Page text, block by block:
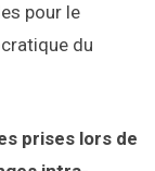
pour le
du
prises lors de